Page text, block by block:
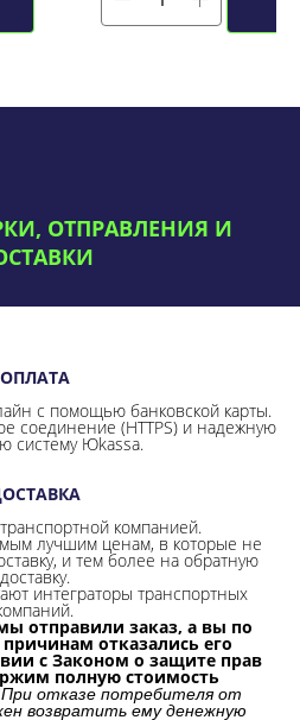
ОТПРАВЛЕНИЯ И
ОПЛАТА
с помощью банковской карты.
соединение (HTTPS) и надежную
систему Юkassa.
компанией.
лучшим ценам, в которые не
и тем более на обратную
доставку.
интеграторы транспортных
отправили заказ, а вы по
отказались его
с Законом о защите прав
полную стоимость
При отказе потребителя от
возвратить ему денежную